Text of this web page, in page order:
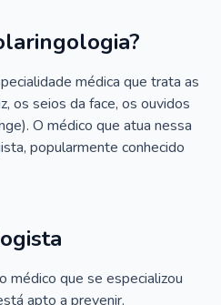
médica que trata as
os seios da face, os ouvidos
O médico que atua nessa
popularmente conhecido
médico que se especializou
apto a prevenir,